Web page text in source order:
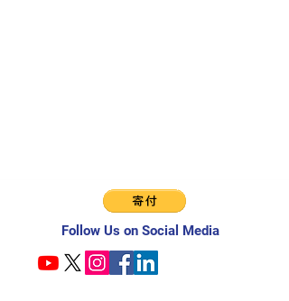
Follow Us on Social Media